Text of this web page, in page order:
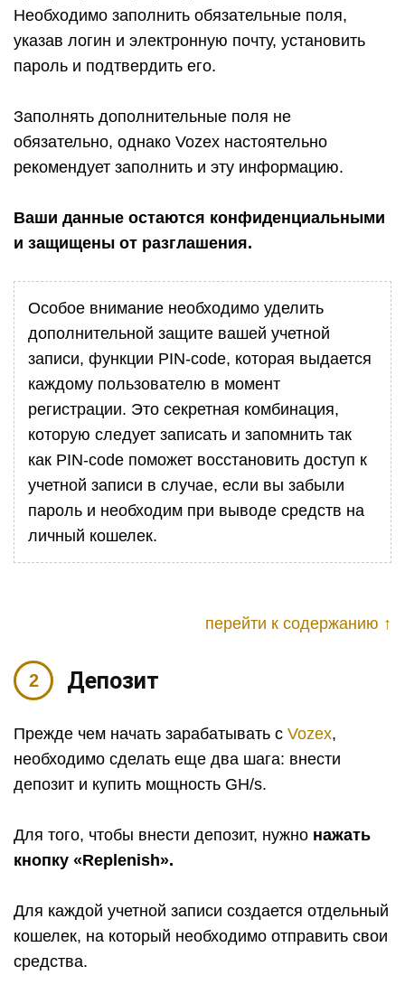
Необходимо заполнить обязательные поля,
указав логин и электронную почту, установить
пароль и подтвердить его.
Заполнять дополнительные поля не
обязательно, однако Vozex настоятельно
рекомендует заполнить и эту информацию.
Ваши данные остаются конфиденциальными
и защищены от разглашения.
Особое внимание необходимо уделить
дополнительной защите вашей учетной
записи, функции PIN-code, которая выдается
каждому пользователю в момент
регистрации. Это секретная комбинация,
которую следует записать и запомнить так
как PIN-code поможет восстановить доступ к
учетной записи в случае, если вы забыли
пароль и необходим при выводе средств на
личный кошелек.
перейти к содержанию ↑
Депозит
Прежде чем начать зарабатывать с Vozex,
необходимо сделать еще два шага: внести
депозит и купить мощность GH/s.
Для того, чтобы внести депозит, нужно нажать
кнопку «Replenish».
Для каждой учетной записи создается отдельный
кошелек, на который необходимо отправить свои
средства.